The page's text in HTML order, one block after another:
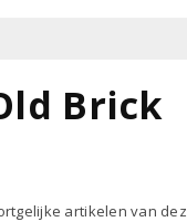
Brick
artikelen van